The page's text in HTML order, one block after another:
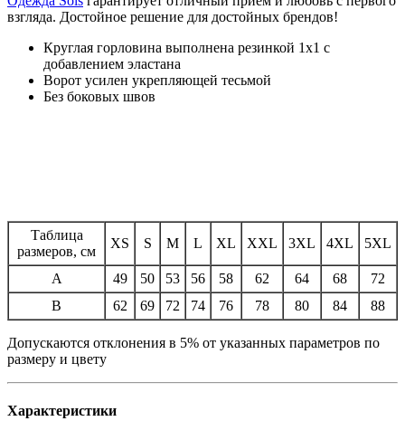
взгляда. Достойное решение для достойных брендов!
Круглая горловина выполнена резинкой 1x1 с
добавлением эластана
Ворот усилен укрепляющей тесьмой
Без боковых швов
Таблица
размеров, см
XS S M L XL XXL 3XL 4XL 5XL
A 49 50 53 56 58 62 64 68
72
B
62 69 72 74 76 78 80 84 88
Допускаются отклонения в 5% от указанных параметров по
размеру и цвету
Характеристики